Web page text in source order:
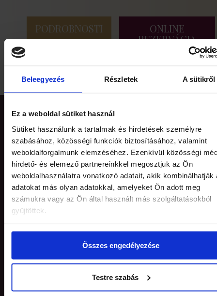
Beleegyezés Részletek A sütikről
Ez a weboldal sütiket használ
Sütiket használunk a tartalmak és hirdetések személyre
szabásához, közösségi funkciók biztosításához, valamint
weboldalforgalmunk elemzéséhez. Ezenkívül közösségi
hirdető- és elemező partnereinkkel megosztjuk az Ön
weboldalhasználatra vonatkozó adatait, akik kombinálhatják
adatokat más olyan adatokkal, amelyeket Ön adott meg
számukra vagy az Ön által használt más szolgáltatásokból
gyűjtöttek.
Összes engedélyezése
Testre szabás
PODROBNOSTI
ONLINE
REZERVÁCIA